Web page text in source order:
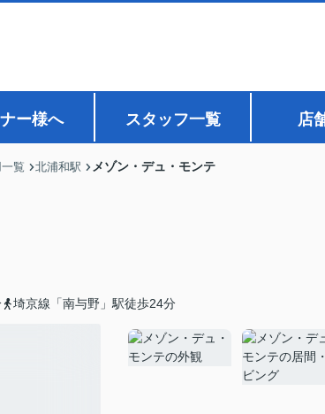
ー様へ スタッフ一覧 店
覧 北浦和駅 メゾン・デュ・モンテ
埼京線「南与野」駅徒歩24分